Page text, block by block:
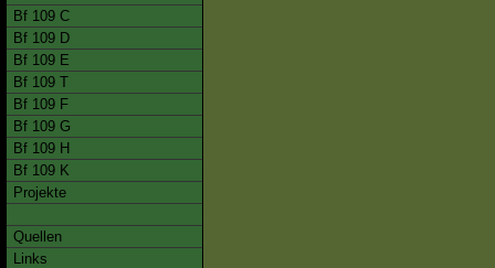
Bf 109 C
Bf 109 D
Bf 109 E
Bf 109 T
Bf 109 F
Bf 109 G
Bf 109 H
Bf 109 K
Projekte
Quellen
Links